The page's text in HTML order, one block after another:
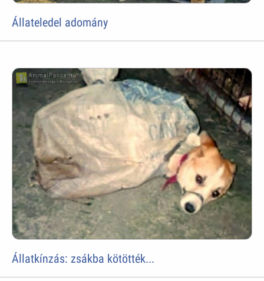
Állateledel adomány
Állatkínzás: zsákba kötötték...